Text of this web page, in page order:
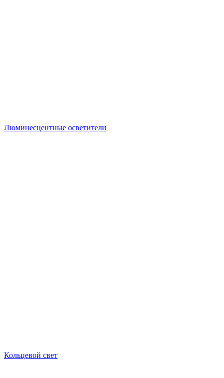
Люминесцентные осветители
Кольцевой свет